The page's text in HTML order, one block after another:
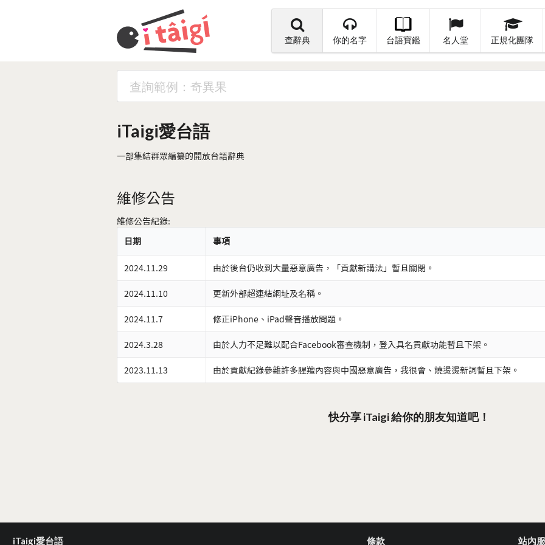
查辭典 你的名字 台語寶鑑 名人堂 正規化團隊
iTaigi愛台語
一部集結群眾編纂的開放台語辭典
維修公告
維修公告紀錄:
日期
事項
2024.11.29 由於後台仍收到大量惡意廣告，「貢獻新講法」暫且關閉。
2024.11.10 更新外部超連結網址及名稱。
2024.11.7 修正iPhone、iPad聲音播放問題。
2024.3.28 由於人力不足難以配合Facebook審查機制，登入具名貢獻功能暫且下架。
2023.11.13 由於貢獻紀錄參雜許多腥羶內容與中國惡意廣告，我很會、燒燙燙新詞暫且下架。
快分享 iTaigi 給你的朋友知道吧！
iTaigi愛台語 條款 站內